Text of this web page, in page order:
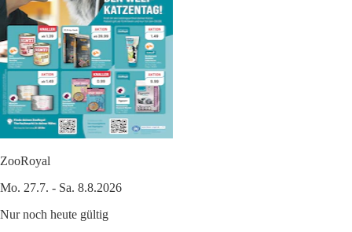
ZooRoyal
Mo. 27.7. - Sa. 8.8.2026
Nur noch heute gültig